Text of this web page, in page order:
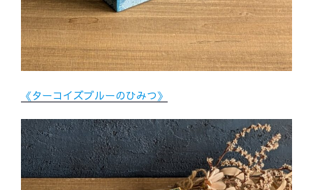
《ターコイズブルーのひみつ》